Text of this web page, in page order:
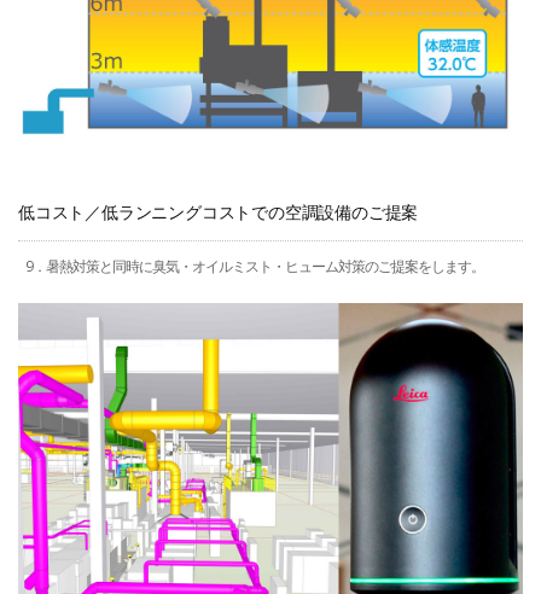
低コスト／低ランニングコストでの空調設備のご提案
9．暑熱対策と同時に臭気・オイルミスト・ヒューム対策のご提案をします。